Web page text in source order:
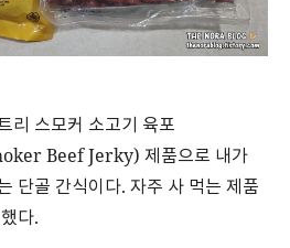
리 스모커 소고기 육포
Beef Jerky) 제품으로 내가
단골 간식이다. 자주 사 먹는 제품
다.